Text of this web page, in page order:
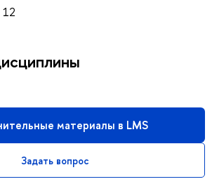
12
материалы в LMS
Задать вопрос